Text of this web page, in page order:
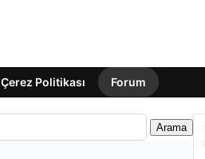
Çerez Politikası Forum